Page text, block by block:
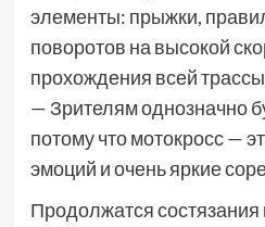
элементы: прыжки,
поворотов на высокой
прохождения всей
— Зрителям однозначно
потому что мотокросс —
эмоций и очень яркие
Продолжатся состязания